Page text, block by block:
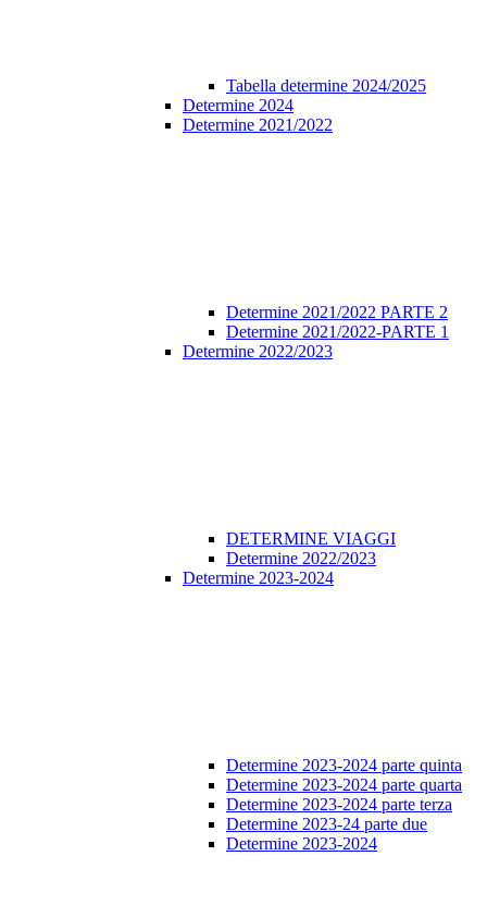
Tabella determine 2024/2025
Determine 2024
Determine 2021/2022
Determine 2021/2022 PARTE 2
Determine 2021/2022-PARTE 1
Determine 2022/2023
DETERMINE VIAGGI
Determine 2022/2023
Determine 2023-2024
Determine 2023-2024 parte quinta
Determine 2023-2024 parte quarta
Determine 2023-2024 parte terza
Determine 2023-24 parte due
Determine 2023-2024